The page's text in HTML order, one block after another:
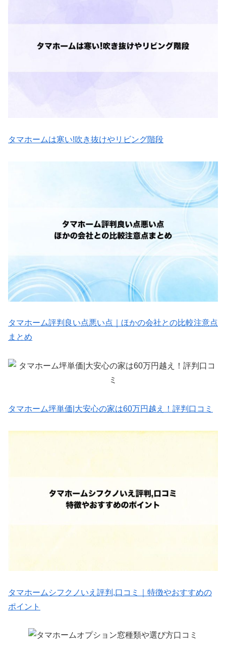
タマホームは寒い!吹き抜けやリビング階段
タマホーム評判良い点悪い点｜ほかの会社との比較注意点
まとめ
タマホーム坪単価|大安心の家は60万円越え！評判口コミ
タマホームシフクノいえ評判,口コミ｜特徴やおすすめの
ポイント